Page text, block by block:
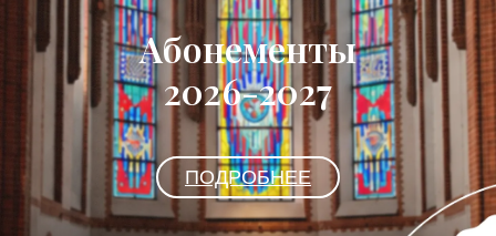
Абонементы
2026-2027
ПОДРОБНЕЕ